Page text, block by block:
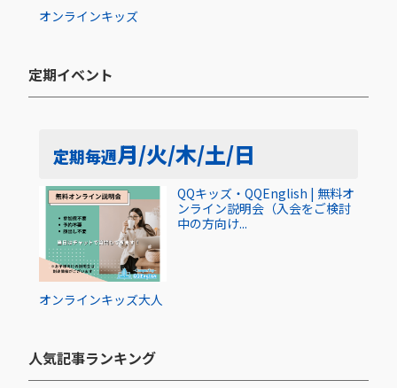
オンラインキッズ
定期イベント​
定期毎週月/火/木/土/日
オンラインキッズ大人
QQキッズ・QQEnglish | 無料オ
ンライン説明会（入会をご検討
中の方向け...
人気記事ランキング​